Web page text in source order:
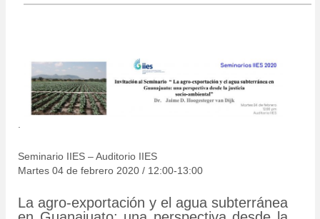
Seminario IIES – Auditorio IIES
Martes 04 de febrero 2020 / 12:00-13:00
La agro-exportación y el agua subterránea